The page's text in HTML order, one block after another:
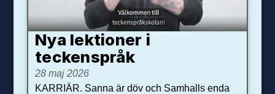
Nya lektioner i
teckenspråk
28 maj 2026
KARRIÄR. Sanna är döv och Samhalls enda